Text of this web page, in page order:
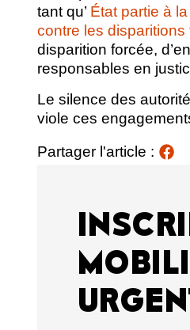
tant qu’ État partie à
contre les disparitions
disparition forcée,
responsables en
Le silence des
viole ces
Partager l'article :